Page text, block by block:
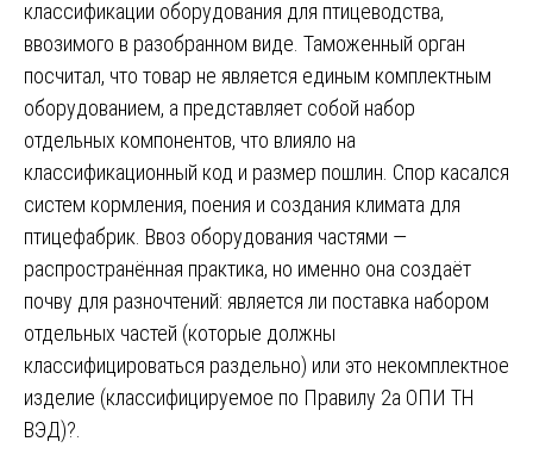
классификации оборудования для птицеводства,
ввозимого в разобранном виде. Таможенный орган
посчитал, что товар не является единым комплектным
оборудованием, а представляет собой набор
отдельных компонентов, что влияло на
классификационный код и размер пошлин. Спор касался
систем кормления, поения и создания климата для
птицефабрик. Ввоз оборудования частями —
распространённая практика, но именно она создаёт
почву для разночтений: является ли поставка набором
отдельных частей (которые должны
классифицироваться раздельно) или это некомплектное
изделие (классифицируемое по Правилу 2а ОПИ ТН
ВЭД)?.